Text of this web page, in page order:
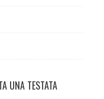
UNA TESTATA